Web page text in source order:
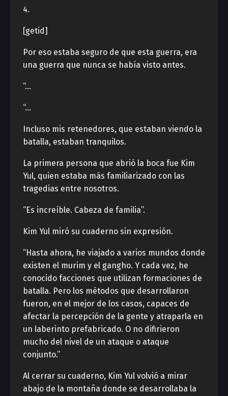
4.
[getid]
Por eso estaba seguro de que esta guerra, era
una guerra que nunca se había visto antes.
“…
“…
Incluso mis retenedores, que estaban viendo la
batalla, estaban tranquilos.
La primera persona que abrió la boca fue Kim
Yul, quien estaba más familiarizado con las
tragedias entre nosotros.
“Es increíble. Cabeza de familia”.
Kim Yul miró su cuaderno sin expresión.
“Hasta ahora, he viajado a varios mundos donde
existen el murim y el gangho. Y cada vez, he
conocido facciones que utilizan formaciones de
batalla. Pero los métodos que desarrollaron
fueron, en el mejor de los casos, capaces de
afectar la percepción de la gente y atraparla en
un laberinto prefabricado. O no difirieron
mucho del nivel de un ataque o ataque
conjunto.”
Al cerrar su cuaderno, Kim Yul volvió a mirar
abajo de la montaña donde se desarrollaba la